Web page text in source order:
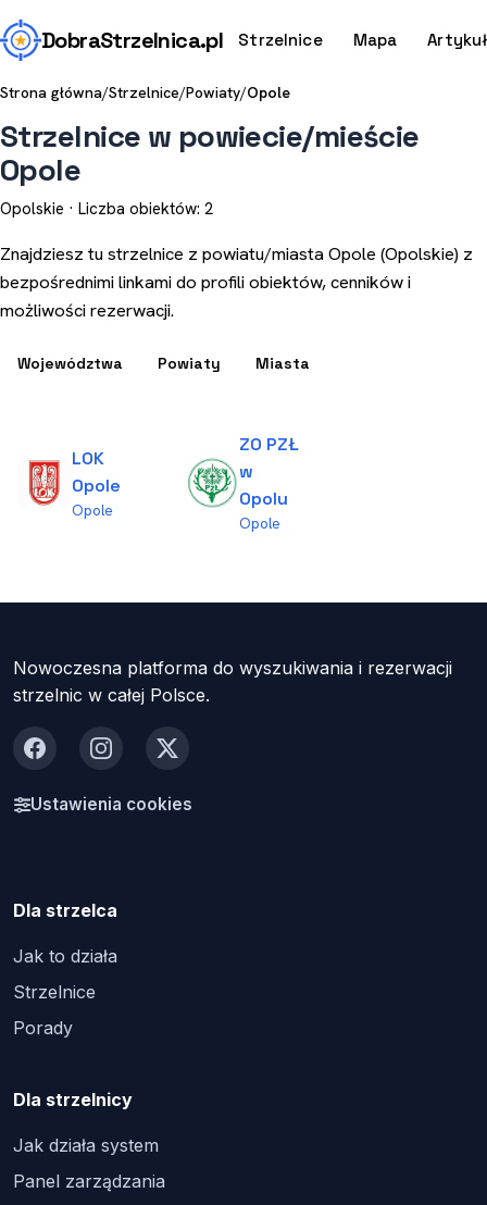
DobraStrzelnica.pl Strzelnice Mapa
Strona główna/Strzelnice/Powiaty/Opole
Strzelnice w powiecie/mieście
Opole
Opolskie · Liczba obiektów: 2
Znajdziesz tu strzelnice z powiatu/miasta Opole (Opolskie) z
bezpośrednimi linkami do profili obiektów, cenników i
możliwości rezerwacji.
Województwa Powiaty Miasta
LOK
Opole
Opole
ZO PZŁ
w
Opolu
Opole
Nowoczesna platforma do wyszukiwania i rezerwacji
strzelnic w całej Polsce.
FacebookInstagram
X
Ustawienia cookies
Dla strzelca
Jak to działa
Strzelnice
Porady
Dla strzelnicy
Jak działa system
Panel zarządzania